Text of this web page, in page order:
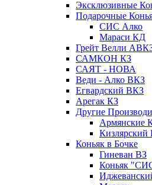
Эксклюзивные
Подарочные
СИС Алко
Мараси КД
Грейт Велли
САМКОН КЗ
САЯТ - НОВА
Веди - Алко ВКЗ
Егвардский ВКЗ
Арегак КЗ
Другие
Армянские
Кизлярский
Коньяк в Бочке
Гиневан ВЗ
Коньяк